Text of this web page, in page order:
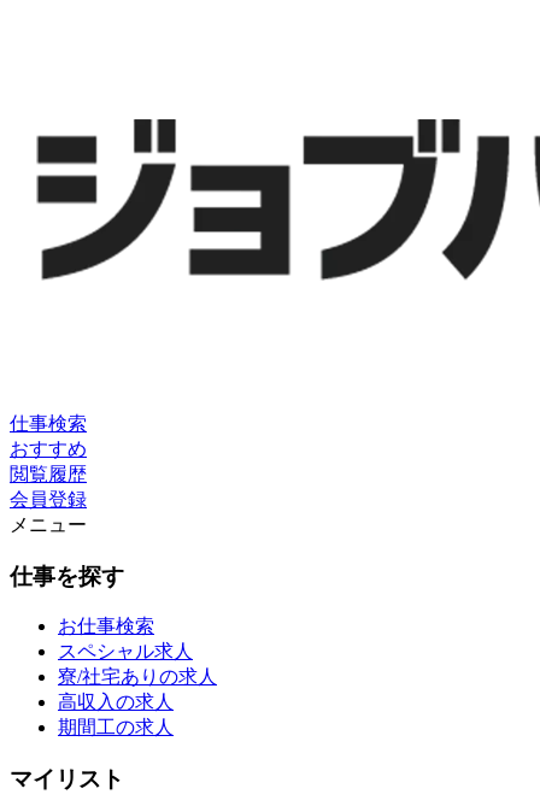
仕事検索
おすすめ
閲覧履歴
会員登録
メニュー
仕事を探す
お仕事検索
スペシャル求人
寮/社宅ありの求人
高収入の求人
期間工の求人
マイリスト